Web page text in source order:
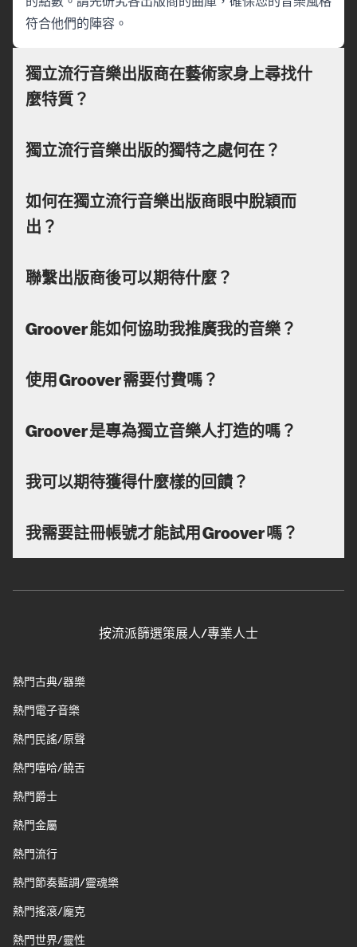
符合他們的陣容。
獨立流行音樂出版商在藝術家身上尋找什
麼特質？
獨立流行音樂出版的獨特之處何在？
如何在獨立流行音樂出版商眼中脫穎而
出？
聯繫出版商後可以期待什麼？
Groover 能如何協助我推廣我的音樂？
使用 Groover 需要付費嗎？
Groover 是專為獨立音樂人打造的嗎？
我可以期待獲得什麼樣的回饋？
我需要註冊帳號才能試用 Groover 嗎？
按流派篩選策展人/專業人士
熱門古典/器樂
熱門電子音樂
熱門民謠/原聲
熱門嘻哈/饒舌
熱門爵士
熱門金屬
熱門流行
熱門節奏藍調/靈魂樂
熱門搖滾/龐克
熱門世界/靈性